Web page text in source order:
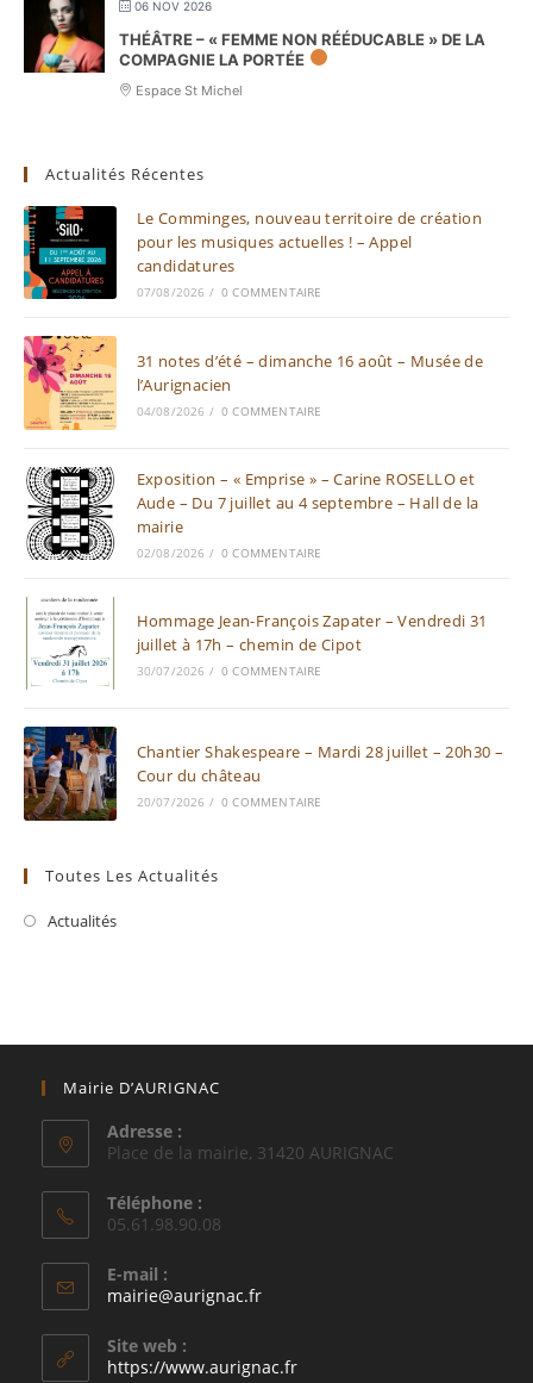
06 NOV 2026
THÉÂTRE – « FEMME NON RÉÉDUCABLE » DE LA
COMPAGNIE LA PORTÉE
Espace St Michel
Actualités Récentes
Le Comminges, nouveau territoire de création
pour les musiques actuelles ! – Appel
candidatures
07/08/2026 / 0 COMMENTAIRE
31 notes d’été – dimanche 16 août – Musée de
l’Aurignacien
04/08/2026 / 0 COMMENTAIRE
Exposition – « Emprise » – Carine ROSELLO et
Aude – Du 7 juillet au 4 septembre – Hall de la
mairie
02/08/2026 / 0 COMMENTAIRE
Hommage Jean-François Zapater – Vendredi 31
juillet à 17h – chemin de Cipot
30/07/2026 / 0 COMMENTAIRE
Chantier Shakespeare – Mardi 28 juillet – 20h30 –
Cour du château
20/07/2026 / 0 COMMENTAIRE
Toutes Les Actualités
Actualités
Mairie D’AURIGNAC
Adresse :
Place de la mairie, 31420 AURIGNAC
Téléphone :
05.61.98.90.08
E-mail :
mairie@aurignac.frS’ouvre
application
Site web :
https://www.aurignac.fr